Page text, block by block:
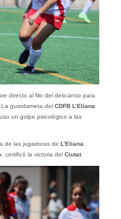
directo al filo del descanso para
. La guardameta del CDFB L’Eliana
un golpe psicológico a las
de las jugadoras de L’Eliana
certificó la victoria del Ciutat.